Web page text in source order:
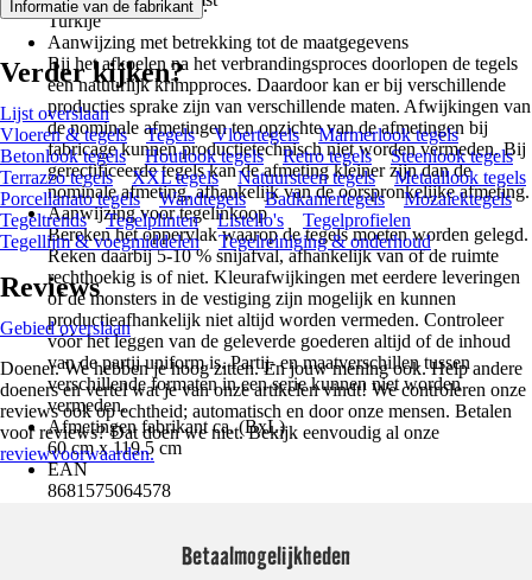
Turkije
Aanwijzing met betrekking tot de maatgegevens
Bij het afkoelen na het verbrandingsproces doorlopen de tegels
een natuurlijk krimpproces. Daardoor kan er bij verschillende
producties sprake zijn van verschillende maten. Afwijkingen van
de nominale afmetingen ten opzichte van de afmetingen bij
fabricage kunnen productietechnisch niet worden vermeden. Bij
gerectificeerde tegels kan de afmeting kleiner zijn dan de
nominale afmeting, afhankelijk van de oorspronkelijke afmeting.
Aanwijzing voor tegelinkoop
Bereken het oppervlak waarop de tegels moeten worden gelegd.
Reken daarbij 5-10 % snijafval, afhankelijk van of de ruimte
rechthoekig is of niet. Kleurafwijkingen met eerdere leveringen
of de monsters in de vestiging zijn mogelijk en kunnen
productieafhankelijk niet altijd worden vermeden. Controleer
vóór het leggen van de geleverde goederen altijd of de inhoud
van de partij uniform is. Partij- en maatverschillen tussen
verschillende formaten in een serie kunnen niet worden
vermeden.
Afmetingen fabrikant ca. (BxL)
60 cm x 119.5 cm
EAN
8681575064578
Informatie van de fabrikant .
Verder kijken?
Lijst overslaan
Vloeren & tegels
Tegels Vloertegels
Marmerlook tegels
Betonlook tegels
Houtlook tegels Retro tegels
Steenlook tegels
Terrazzo tegels
XXL tegels Natuursteen tegels
Metaallook tegels
Porcellanato tegels
Wandtegels Badkamertegels
Mozaïektegels
Tegeltrends
Tegelplinten Listello's
Tegelprofielen
Tegellijm & voegmiddelen
Tegelreiniging & onderhoud
Reviews
Gebied overslaan
Doener. We hebben je hoog zitten. En jouw mening ook. Help andere
doeners en vertel wat je van onze artikelen vindt! We controleren onze
reviews ook op echtheid; automatisch en door onze mensen. Betalen
voor reviews? Dat doen we niet. Bekijk eenvoudig al onze
reviewvoorwaarden.
Betaalmogelijkheden